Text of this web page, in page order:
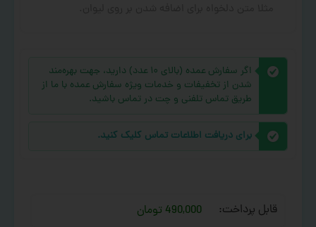
اگر سفارش عمده (بالای ۱۰ عدد) دارید، جهت بهره‌مند
شدن از تخفیفات و خدمات ویژه سفارش عمده با ما از
طریق تماس تلفنی و چت در تماس باشید.
برای دریافت اطلاعات تماس کلیک کنید.
قابل پرداخت: 490,000 تومان